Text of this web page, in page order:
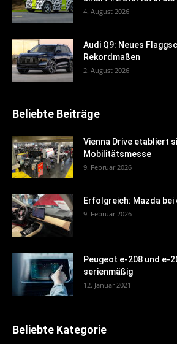
4. August 2026
Audi Q9: Neues
Rekordmaßen
2. August 2026
Beliebte Beiträge
Vienna Drive etabliert
Mobilitätsmesse
9. Februar 2026
Erfolgreich: Mazda bei
9. Februar 2026
Peugeot e-208 und e-
serienmäßig
12. Januar 2021
Beliebte Kategorie